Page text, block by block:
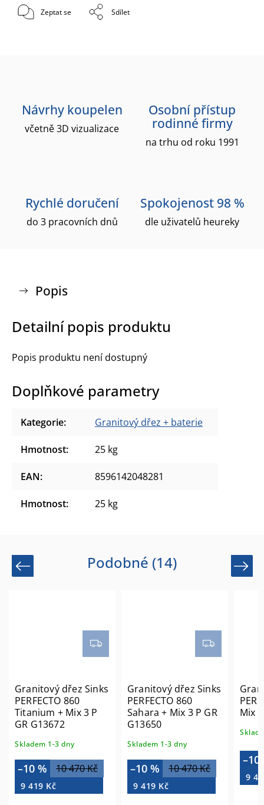
Zeptat se Sdílet
Návrhy koupelen
včetně 3D vizualizace
Osobní přístup
rodinné firmy
na trhu od roku 1991
Rychlé doručení
do 3 pracovních dnů
Spokojenost 98 %
dle uživatelů heureky
Popis
Detailní popis produktu
Popis produktu není dostupný
Doplňkové parametry
Kategorie: Granitový dřez + baterie
Hmotnost: 25 kg
EAN: 8596142048281
Hmotnost: 25 kg
Podobné (14)
Previous
Granitový dřez Sinks
PERFECTO 860
Titanium + Mix 3 P
GR G13672
Skladem 1-3 dny
10 470 Kč
–10 %
9 419 Kč
Granitový dřez Sinks
PERFECTO 860
Sahara + Mix 3 P GR
G13650
Skladem 1-3 dny
10 470 Kč
–10 %
9 419 Kč
Mix
–10
9
Next